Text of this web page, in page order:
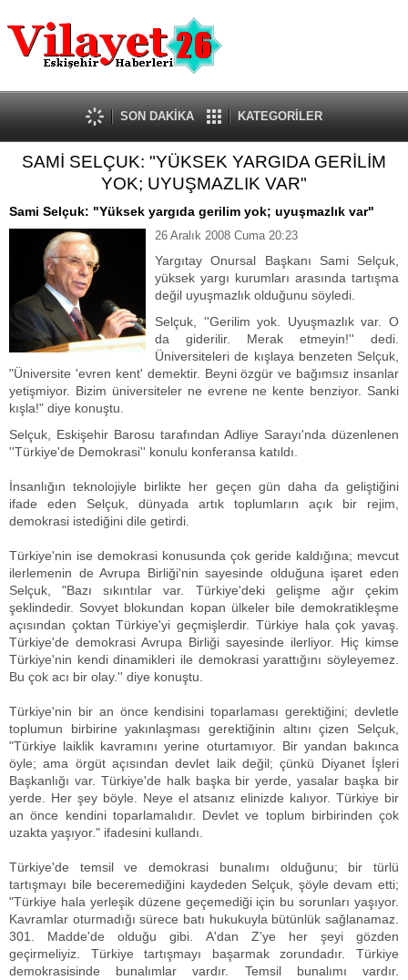
Güncel
Ekonomi
Politika
Eğitim
Spor
Kültür-Sanat
Röportaj
Tanıtım Yazısı
SON DAKİKA KATEGORİLER
SAMİ SELÇUK: "YÜKSEK YARGIDA GERİLİM
YOK; UYUŞMAZLIK VAR"
Sami Selçuk: "Yüksek yargıda gerilim yok; uyuşmazlık var"
26 Aralık 2008 Cuma 20:23
Yargıtay Onursal Başkanı Sami Selçuk,
yüksek yargı kurumları arasında tartışma
değil uyuşmazlık olduğunu söyledi.
Selçuk, ''Gerilim yok. Uyuşmazlık var. O
da giderilir. Merak etmeyin!'' dedi.
Üniversiteleri de kışlaya benzeten Selçuk,
"Üniversite 'evren kent' demektir. Beyni özgür ve bağımsız insanlar
yetişmiyor. Bizim üniversiteler ne evrene ne kente benziyor. Sanki
kışla!" diye konuştu.
Selçuk, Eskişehir Barosu tarafından Adliye Sarayı'nda düzenlenen
''Türkiye'de Demokrasi'' konulu konferansa katıldı.
İnsanlığın teknolojiyle birlikte her geçen gün daha da geliştiğini
ifade eden Selçuk, dünyada artık toplumların açık bir rejim,
demokrasi istediğini dile getirdi.
Türkiye'nin ise demokrasi konusunda çok geride kaldığına; mevcut
ilerlemenin de Avrupa Birliği'nin sayesinde olduğuna işaret eden
Selçuk, "Bazı sıkıntılar var. Türkiye'deki gelişme ağır çekim
şeklindedir. Sovyet blokundan kopan ülkeler bile demokratikleşme
açısından çoktan Türkiye'yi geçmişlerdir. Türkiye hala çok yavaş.
Türkiye'de demokrasi Avrupa Birliği sayesinde ilerliyor. Hiç kimse
Türkiye'nin kendi dinamikleri ile demokrasi yarattığını söyleyemez.
Bu çok acı bir olay.'' diye konuştu.
Türkiye'nin bir an önce kendisini toparlaması gerektiğini; devletle
toplumun birbirine yakınlaşması gerektiğinin altını çizen Selçuk,
"Türkiye laiklik kavramını yerine oturtamıyor. Bir yandan bakınca
öyle; ama örgüt açısından devlet laik değil; çünkü Diyanet İşleri
Başkanlığı var. Türkiye'de halk başka bir yerde, yasalar başka bir
yerde. Her şey böyle. Neye el atsanız elinizde kalıyor. Türkiye bir
an önce kendini toparlamalıdır. Devlet ve toplum birbirinden çok
uzakta yaşıyor." ifadesini kullandı.
Türkiye'de temsil ve demokrasi bunalımı olduğunu; bir türlü
tartışmayı bile beceremediğini kaydeden Selçuk, şöyle devam etti;
"Türkiye hala yerleşik düzene geçemediği için bu sorunları yaşıyor.
Kavramlar oturmadığı sürece batı hukukuyla bütünlük sağlanamaz.
301. Madde'de olduğu gibi. A'dan Z'ye her şeyi gözden
geçirmeliyiz. Türkiye tartışmayı başarmak zorundadır. Türkiye
demokrasisinde bunalımlar vardır. Temsil bunalımı vardır.